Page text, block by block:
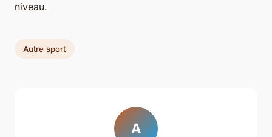
niveau.
Autre sport
A